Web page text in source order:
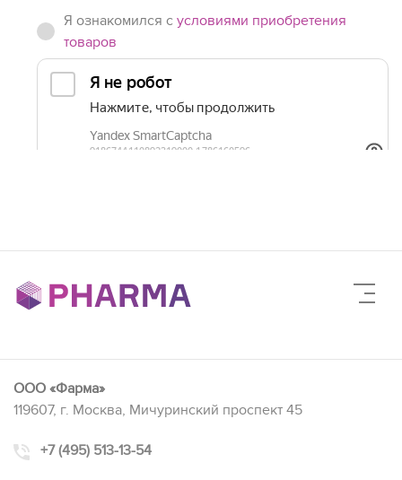
Я ознакомился с условиями приобретения
товаров
ООО «Фарма»
119607, г. Москва, Мичуринский проспект 45
+7 (495) 513-13-54